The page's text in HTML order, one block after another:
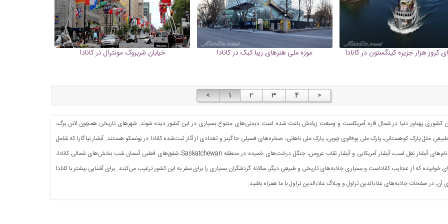
کروز هزار جزیره کینگستون در کانادا موزه ملی هنرهای زیبا کبک در کانادا خیابان شربروک مونترال در کانادا
> 1 2 3 4 <
کشوری پهناور دنیا در شمال قاره آمریکاست و وسعت زیادش باعث شده است دیدنی‌های متنوع بسیاری در این کشور دیده شوند. شهرهای تاریخی‌ همچون لانن برگ،
مثل پارک کوهستانی، پارک ملی بوفالوی چوبی، پارک ملی ناهانی، صخره‌های فسیلی جاگینز و تعدادی از آثار ثبت‌شده کانادا در یونسکو هستند. آبشار نیاگارا که شامل
3 آبشار به نام‌های آبشار نعل اسب، آبشار آمریکایی و آبشار نقاب عروس، جنگل درخت‌های خمیده در منطقه Saskatchewan، شفق‌های قطبی آسمان شب بخش‌های شمالی کانادا،
خوابیده که از عجایب کاناداست و بسیاری جاذبه‌های تاریخی و طبیعی دیگر، سالانه گردشگران بسیاری را برای سفر به این کشور ترغیب می‌کنند. برای آشنایی بیشتر با کانادا
در صفحات جاذبه‌های علاءالدین تراول و وبلاگ علاءالدین تراول با ما همراه باشید.